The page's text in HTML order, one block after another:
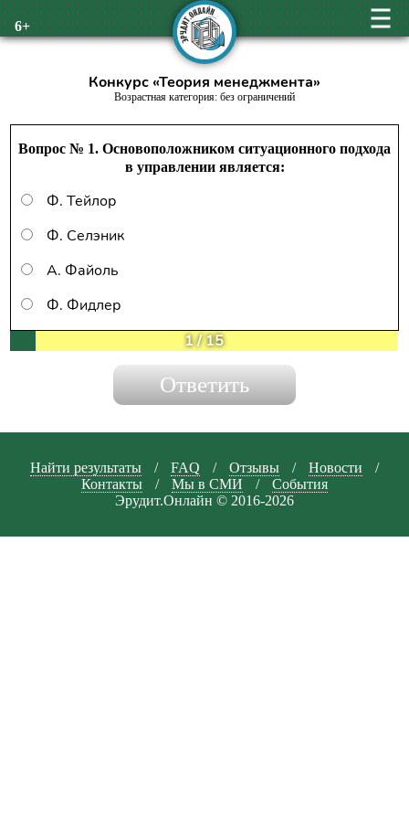
6+
Конкурс «Теория менеджмента»
Возрастная категория: без ограничений
Вопрос № 1. Основоположником ситуационного подхода
в управлении является:
Ф. Тейлор
Ф. Селэник
А. Файоль
Ф. Фидлер
1/15
Найти результаты / FAQ / Отзывы / Новости
/
Контакты
/ Мы в СМИ /
События
Эрудит.Онлайн © 2016-2026